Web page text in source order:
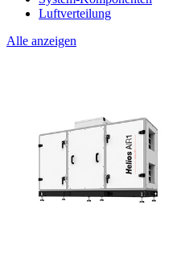
Luftverteilung
Alle anzeigen